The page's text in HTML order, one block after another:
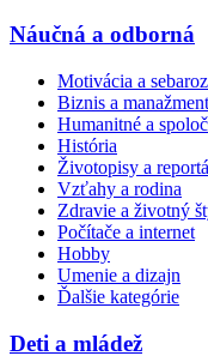
Náučná a odborná
Motivácia a
Biznis a manažment
Humanitné a
História
Životopisy a
Vzťahy a rodina
Zdravie a životný
Počítače a internet
Hobby
Umenie a dizajn
Ďalšie kategórie
Deti a mládež